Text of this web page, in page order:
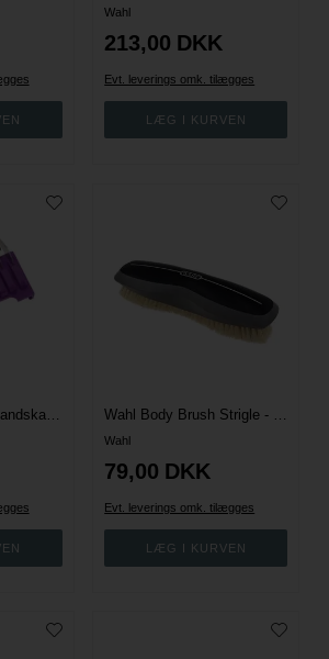
Wahl
213,00 DKK
Evt. leverings omk. tilægges
Wahl
79,00 DKK
Evt. leverings omk. tilægges